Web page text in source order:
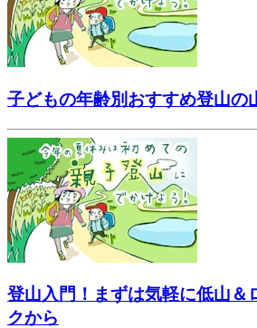
子どもの年齢別おすすめ登山の
登山入門！まずは気軽に低山＆
クから